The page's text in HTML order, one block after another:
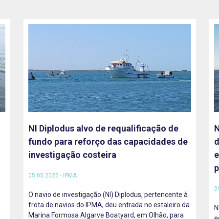
NI Diplodus alvo de requalificação de
fundo para reforço das capacidades de
investigação costeira
05.05.2025 - IPMA
O navio de investigação (NI) Diplodus, pertencente à
frota de navios do IPMA, deu entrada no estaleiro da
Marina Formosa Algarve Boatyard, em Olhão, para